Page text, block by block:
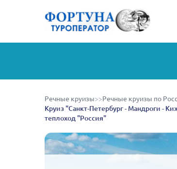
Речные круизы>>Речные круизы по
Круиз "Санкт-Петербург - Мандроги -
теплоход "Россия"